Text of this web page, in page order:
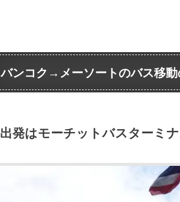
バンコク→メーソートのバス移動
出発はモーチットバスターミ